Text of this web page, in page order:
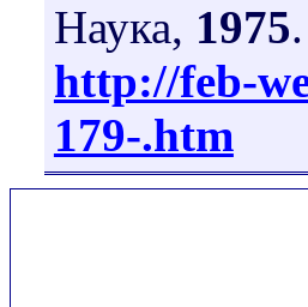
Наука, 1975
http://feb-
179-.htm